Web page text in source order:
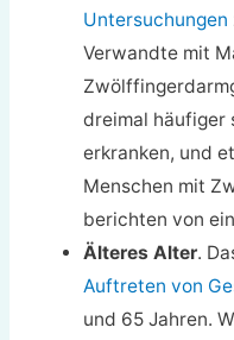
Untersuchungen
Verwandte mit
dreimal häufiger
erkranken, und
Menschen mit
berichten von
Älteres Alter.
Auftreten von
und 65 Jahren.